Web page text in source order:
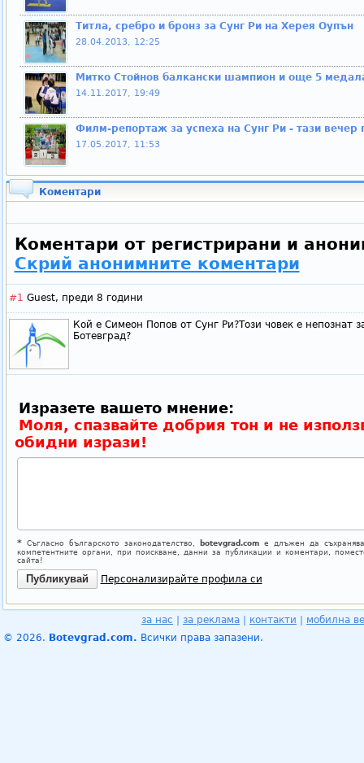
Титла, сребро и бронз за Сунг Ри на Херея Оупън
28.04.2013, 12:25
Митко Стойнов балкански шампион и още 5
14.11.2017, 19:49
Филм-репортаж за успеха на Сунг Ри - тази вечер
17.05.2017, 11:53
Коментари
Коментари от регистрирани и
Скрий анонимните коментари
#1 Guest, преди 8 години
Кой е Симеон Попов от Сунг Ри?Този човек е непознат
Ботевград?
Изразете вашето мнение:
Моля, спазвайте добрия тон и не
обидни изрази!
*Съгласно българското законодателство, botevgrad.comе длъжен да
компетентните органи, при поискване, данни за публикации и коментари,
сайта!
Персонализирайте профила си
за нас за реклама контакти
мобилна
© 2026. Botevgrad.com. Всички права запазени.